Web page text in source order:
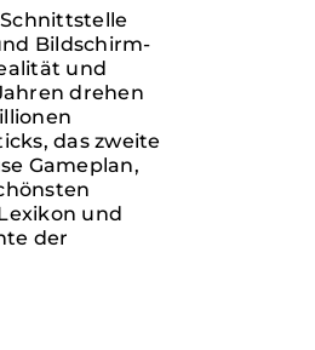
Bildschirm-
und
drehen
das zweite
Gameplan,
und
der